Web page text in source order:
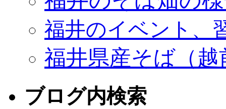
福井のイベント、
福井県産そば（越
ブログ内検索